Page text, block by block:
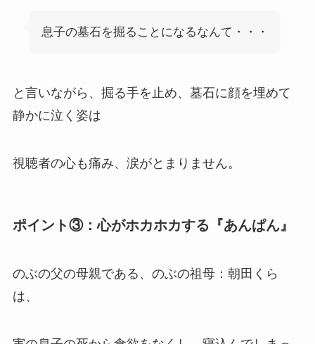
息子の墓石を掘ることになるなんて・・・
と言いながら、掘る手を止め、墓石に顔を埋めて
静かに泣く姿は
視聴者の心も痛み、涙がとまりません。
ポイント③：心がホカホカする『あんぱん』
のぶの父の母親である、のぶの祖母：朝田くら
は、